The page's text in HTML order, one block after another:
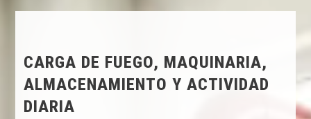
CARGA DE FUEGO, MAQUINARIA,
ALMACENAMIENTO Y ACTIVIDAD
DIARIA